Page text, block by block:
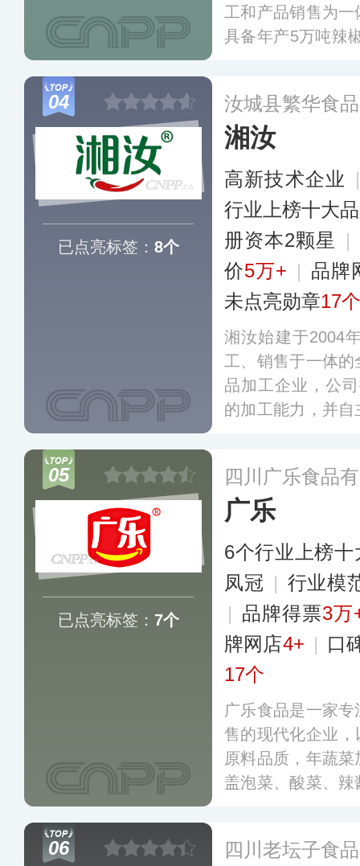
工和产品销售为
具备年产5万吨辣
大系列，开设有
04
已点亮标签： 8个
汝城县繁华食
湘汝
高新技术企业
行业上榜十大
册资本2颗星
|
价5万+ | 品牌
未点亮勋章17个
湘汝始建于2004
工、销售于一体
品加工企业，公
的加工能力，并
的KA类卖场和连
05
已点亮标签： 7个
四川广乐食品
广乐
6个行业上榜十
凤冠 | 行业模
| 品牌得票3万
牌网店4+ | 口
17个
广乐食品是一家
售的现代化企业，
原料品质，年蔬
盖泡菜、酸菜、
场网络持续拓展
06 四川老坛子食